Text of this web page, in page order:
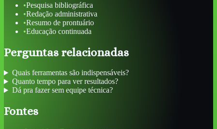
•Pesquisa bibliográfica
•Redação administrativa
•Resumo de prontuário
•Educação continuada
Perguntas relacionadas
Quais ferramentas são indispensáveis?
Quanto tempo para ver resultados?
Dá pra fazer sem equipe técnica?
Fontes